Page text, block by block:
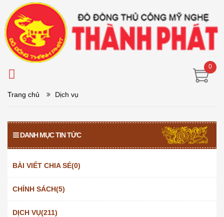
0
Trang chủ Dịch vụ
DANH MỤC TIN TỨC
BÀI VIẾT CHIA SẺ(0)
CHÍNH SÁCH(5)
DỊCH VỤ(211)